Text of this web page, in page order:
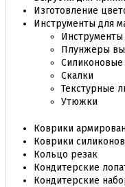
Изготовление
Инструменты для
Плунжеры
Скалки
Текстурные
Утюжки
Коврики
Коврики
Кольцо резак
Кондитерские
Кондитерские